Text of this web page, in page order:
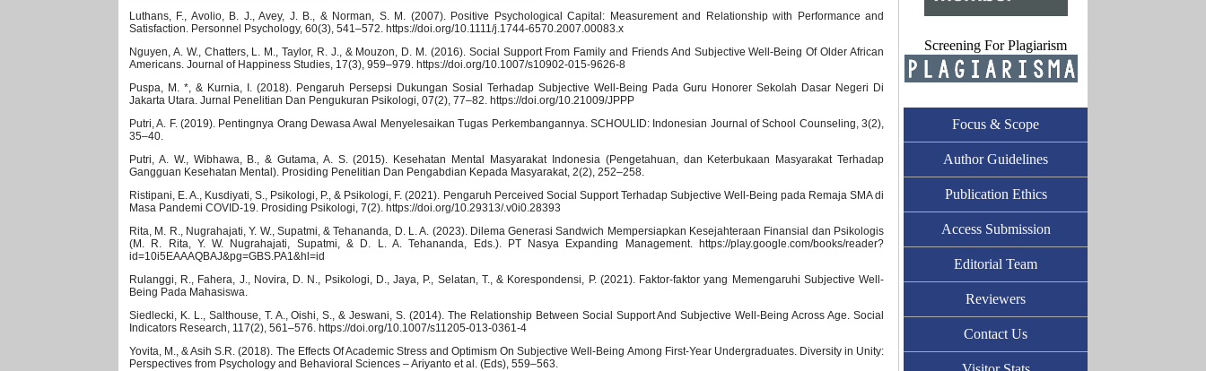
Screening For Plagiarism
Focus & Scope
Author Guidelines
Publication Ethics
Access Submission
Editorial Team
Reviewers
Contact Us
Luthans, F., Avolio, B. J., Avey, J. B., & Norman, S. M. (2007). Positive Psychological Capital: Measurement and Relationship with Performance and
Satisfaction. Personnel Psychology, 60(3), 541–572. https://doi.org/10.1111/j.1744-6570.2007.00083.x
Nguyen, A. W., Chatters, L. M., Taylor, R. J., & Mouzon, D. M. (2016). Social Support From Family and Friends And Subjective Well-Being Of Older African
Americans. Journal of Happiness Studies, 17(3), 959–979. https://doi.org/10.1007/s10902-015-9626-8
Puspa, M. *, & Kurnia, I. (2018). Pengaruh Persepsi Dukungan Sosial Terhadap Subjective Well-Being Pada Guru Honorer Sekolah Dasar Negeri Di
Jakarta Utara. Jurnal Penelitian Dan Pengukuran Psikologi, 07(2), 77–82. https://doi.org/10.21009/JPPP
Putri, A. F. (2019). Pentingnya Orang Dewasa Awal Menyelesaikan Tugas Perkembangannya. SCHOULID: Indonesian Journal of School Counseling, 3(2),
35–40.
Putri, A. W., Wibhawa, B., & Gutama, A. S. (2015). Kesehatan Mental Masyarakat Indonesia (Pengetahuan, dan Keterbukaan Masyarakat Terhadap
Gangguan Kesehatan Mental). Prosiding Penelitian Dan Pengabdian Kepada Masyarakat, 2(2), 252–258.
Ristipani, E. A., Kusdiyati, S., Psikologi, P., & Psikologi, F. (2021). Pengaruh Perceived Social Support Terhadap Subjective Well-Being pada Remaja SMA di
Masa Pandemi COVID-19. Prosiding Psikologi, 7(2). https://doi.org/10.29313/.v0i0.28393
Rita, M. R., Nugrahajati, Y. W., Supatmi, & Tehananda, D. L. A. (2023). Dilema Generasi Sandwich Mempersiapkan Kesejahteraan Finansial dan Psikologis
(M. R. Rita, Y. W. Nugrahajati, Supatmi, & D. L. A. Tehananda, Eds.). PT Nasya Expanding Management. https://play.google.com/books/reader?
id=10i5EAAAQBAJ&pg=GBS.PA1&hl=id
Rulanggi, R., Fahera, J., Novira, D. N., Psikologi, D., Jaya, P., Selatan, T., & Korespondensi, P. (2021). Faktor-faktor yang Memengaruhi Subjective Well-
Being Pada Mahasiswa.
Siedlecki, K. L., Salthouse, T. A., Oishi, S., & Jeswani, S. (2014). The Relationship Between Social Support And Subjective Well-Being Across Age. Social
Indicators Research, 117(2), 561–576. https://doi.org/10.1007/s11205-013-0361-4
Yovita, M., & Asih S.R. (2018). The Effects Of Academic Stress and Optimism On Subjective Well-Being Among First-Year Undergraduates. Diversity in Unity:
Perspectives from Psychology and Behavioral Sciences – Ariyanto et al. (Eds), 559–563.